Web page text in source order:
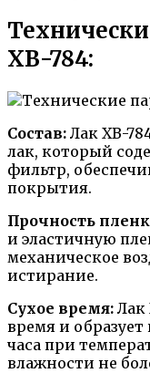
ХВ-784:
Состав: Лак ХВ-
лак, который
фильтр,
покрытия.
Прочность
и эластичную
механическое
истирание.
Сухое время: Лак
время и образует
часа при
влажности не